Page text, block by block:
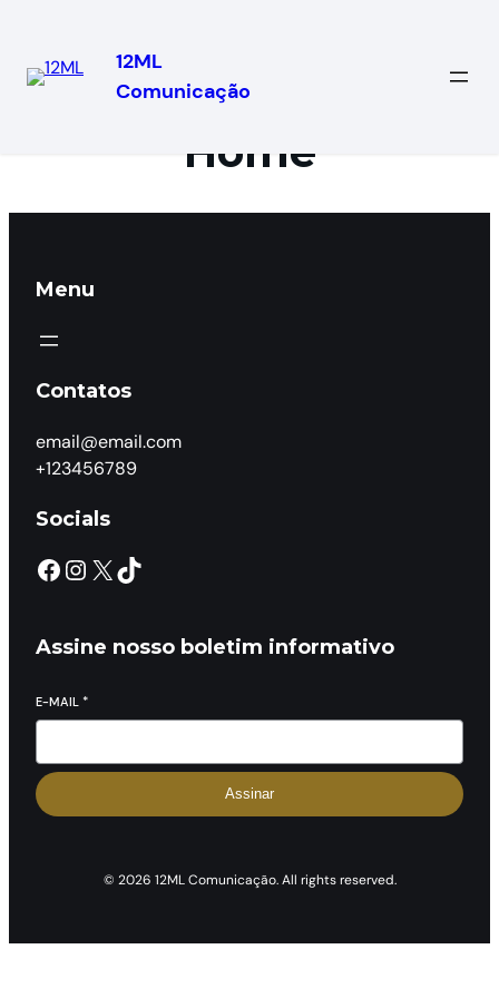
12ML
Comunicação
Home
Menu
Contatos
email@email.com
+123456789
Socials
Assine nosso boletim informativo
E-MAIL *
Assinar
© 2026 12ML Comunicação. All rights reserved.